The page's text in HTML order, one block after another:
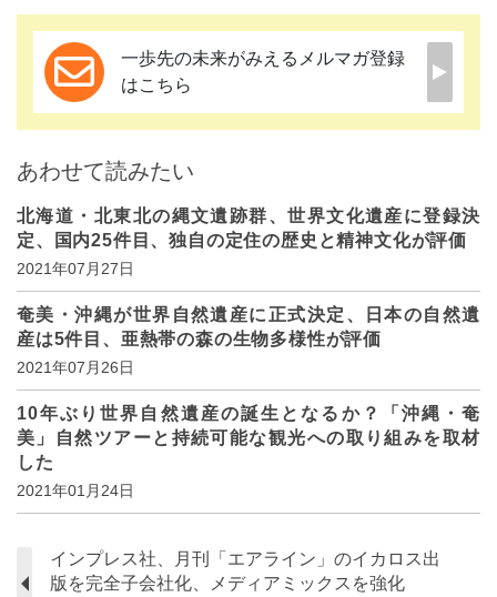
一歩先の未来がみえるメルマガ登録
はこちら
あわせて読みたい
北海道・北東北の縄文遺跡群、世界文化遺産に登録決
定、国内25件目、独自の定住の歴史と精神文化が評価
2021年07月27日
奄美・沖縄が世界自然遺産に正式決定、日本の自然遺
産は5件目、亜熱帯の森の生物多様性が評価
2021年07月26日
10年ぶり世界自然遺産の誕生となるか？「沖縄・奄
美」自然ツアーと持続可能な観光への取り組みを取材
した
2021年01月24日
インプレス社、月刊「エアライン」のイカロス出
版を完全子会社化、メディアミックスを強化